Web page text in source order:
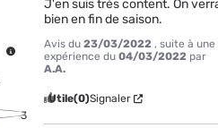
3
J'en suis très content. On
bien en fin de saison.
Avis du23/03/2022 , suite à une
expérience du04/03/2022 par
A.A.
Utile(0)Signaler